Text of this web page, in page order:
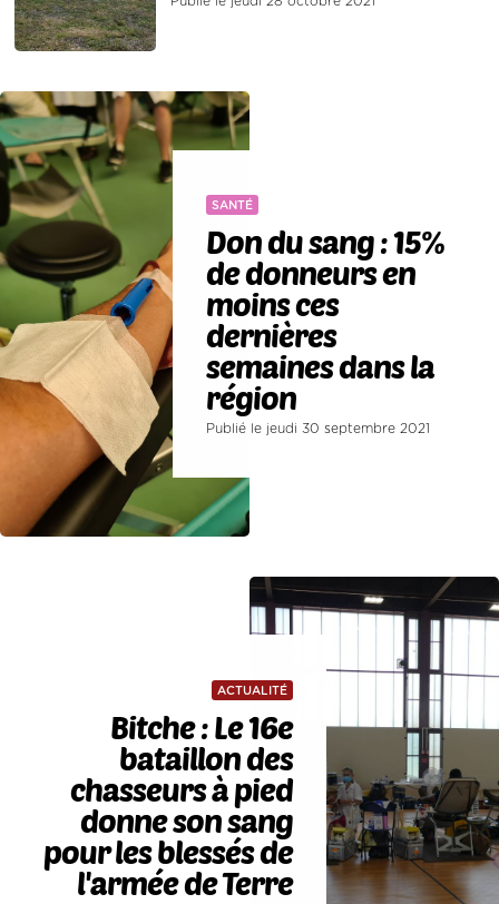
SANTÉ
Don du sang : 15%
de donneurs en
moins ces
dernières
semaines dans la
région
Publié le jeudi 30 septembre 2021
ACTUALITÉ
Bitche : Le 16e
bataillon des
chasseurs à pied
donne son sang
pour les blessés de
l'armée de Terre